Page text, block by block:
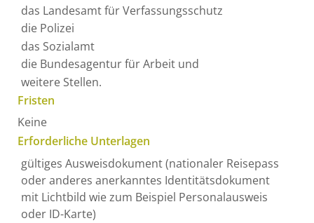
das Landesamt für Verfassungsschutz
die Polizei
das Sozialamt
die Bundesagentur für Arbeit und
weitere Stellen.
Fristen
Keine
Erforderliche Unterlagen
gültiges Ausweisdokument (nationaler Reisepass
oder anderes anerkanntes Identitätsdokument
mit Lichtbild wie zum Beispiel Personalausweis
oder ID-Karte)